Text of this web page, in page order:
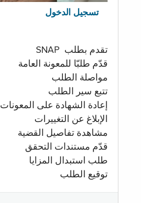
تسجيل الدخول
تقدم بطلب SNAP
قدّم طلبّا للمعونة العامة
مواصلة الطلب
تتبع سير الطلب
إعادة الشهادة على المعونات
الإبلاغ عن التغييرات
مشاهدة تفاصيل القضية
قدّم مستندات التحقق
طلب استبدال المزايا
توقيع الطلب